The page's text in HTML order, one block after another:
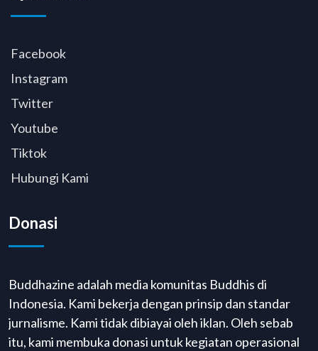
Facebook
Instagram
Twitter
Youtube
Tiktok
Hubungi Kami
Donasi
Buddhazine adalah media komunitas Buddhis di
Indonesia. Kami bekerja dengan prinsip dan standar
jurnalisme. Kami tidak dibiayai oleh iklan. Oleh sebab
itu, kami membuka donasi untuk kegiatan operasional